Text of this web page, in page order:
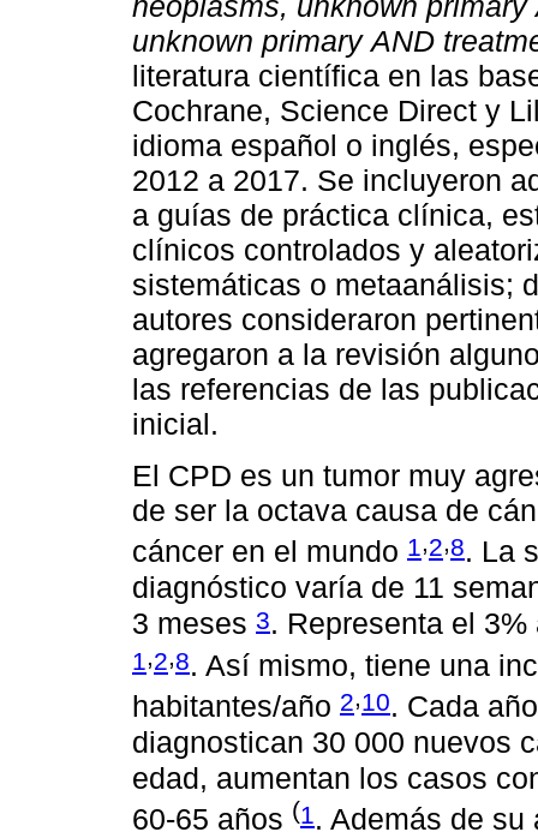
unknown primary AND
literatura científica en las
Cochrane, Science Direct y
idioma español o inglés,
2012 a 2017. Se incluyeron
a guías de práctica clínica,
clínicos controlados y
sistemáticas o metaanálisis;
autores consideraron
agregaron a la revisión
las referencias de las
inicial.
El CPD es un tumor muy
de ser la octava causa de
cáncer en el mundo 1 ,2,8. La
diagnóstico varía de 11
3 meses 3. Representa el
1,2,8. Así mismo, tiene una
habitantes/año 2,10. Cada
diagnostican 30 000 nuevos
edad, aumentan los casos
60-65 años (1. Además de